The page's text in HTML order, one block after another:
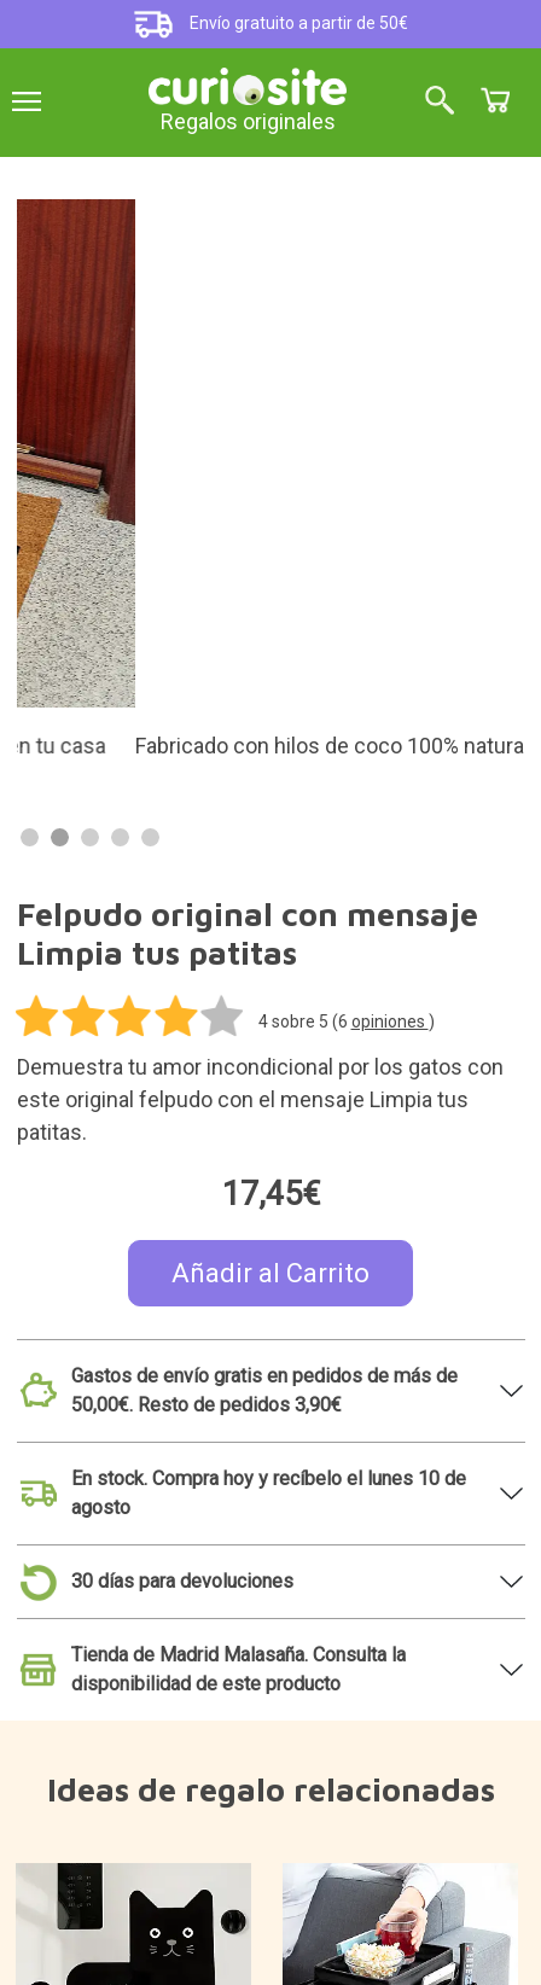
Envío gratuito a partir de 50€
Regalos originales
Fabricado con hilos de coco 100% naturales
Limpia tus patitas
Demuestra tu amor incondicional por los gatos con
este original felpudo con el mensaje Limpia tus
patitas.
Añadir al Carrito
Gastos de envío gratis en pedidos de más de
50,00€. Resto de pedidos 3,90€
En stock. Compra hoy y recíbelo el lunes 10 de
agosto
30 días para devoluciones
Tienda de Madrid Malasaña. Consulta la
disponibilidad de este producto